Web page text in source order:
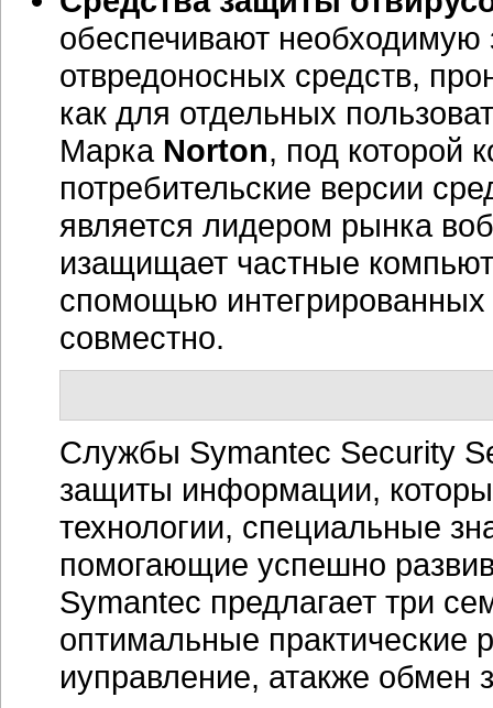
обеспечивают необходимую
отвредоносных средств,
как для отдельных
Марка Norton, под которой
потребительские версии
является лидером рынка
изащищает частные
спомощью интегрированных
совместно.
Службы Symantec Security
защиты информации,
технологии, специальные
помогающие успешно
Symantec предлагает три
оптимальные
иуправление, атакже обмен